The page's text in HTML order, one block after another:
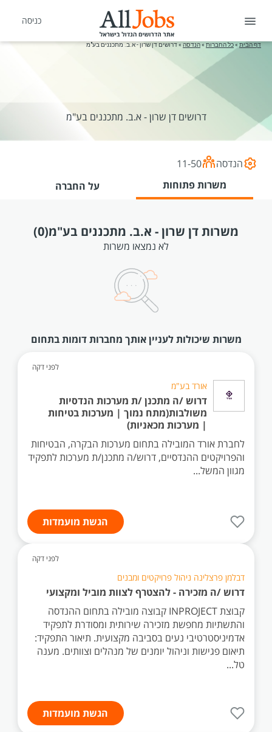
כניסה
דף הבית »כל החברות »הנדסה »דרושים דן שרון - א.ב. מתכננים בע"מ
דרושים דן שרון - א.ב. מתכננים בע"מ
הנדסה
11-50
משרות פתוחות
על החברה
משרות דן שרון - א.ב. מתכננים בע"מ(0)
לא נמצאו משרות
משרות שיכולות לעניין אותך מחברות דומות בתחום
לפני דקה
אורד בע"מ
דרוש /ה מתכנן /ת מערכות הנדסיות
משולבות(מתח נמוך | מערכות בטיחות
| מערכות מכאניות)
לחברת אורד המובילה בתחום מערכות הבקרה, הבטיחות
והפרויקטים ההנדסיים, דרוש/ה מתכנן/ת מערכות לתפקיד
מגוון המשל...
הגשת מועמדות
לפני דקה
דבלמן פרצלינה ניהול פרויקטים ומבנים
דרוש /ה מזכירה - להצטרף לצוות מוביל ומקצועי
קבוצת INPROJECT קבוצה מובילה בתחום ההנדסה
והתשתיות מחפשת מזכירה שירותית ומסודרת לתפקיד
אדמיניסטרטיבי נעים בסביבה מקצועית. תיאור התפקיד:
תיאום פגישות וניהול יומנים של מנהלים וצוותים. מענה
טל...
הגשת מועמדות